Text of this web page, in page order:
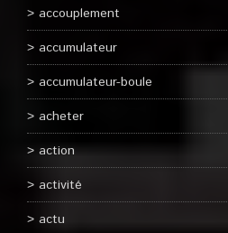
accouplement
accumulateur
accumulateur-boule
acheter
action
activité
actu